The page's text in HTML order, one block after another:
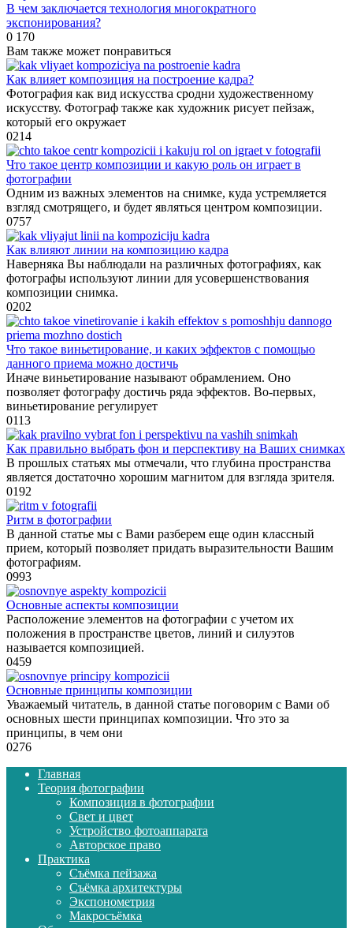
В чем заключается технология многократного
экспонирования?
0 170
Вам также может понравиться
Как влияет композиция на построение кадра?
Фотография как вид искусства сродни художественному
искусству. Фотограф также как художник рисует пейзаж,
который его окружает
0214
Что такое центр композиции и какую роль он играет в
фотографии
Одним из важных элементов на снимке, куда устремляется
взгляд смотрящего, и будет являться центром композиции.
0757
Как влияют линии на композицию кадра
Наверняка Вы наблюдали на различных фотографиях, как
фотографы используют линии для усовершенствования
композиции снимка.
0202
Что такое виньетирование, и каких эффектов с помощью
данного приема можно достичь
Иначе виньетирование называют обрамлением. Оно
позволяет фотографу достичь ряда эффектов. Во-первых,
виньетирование регулирует
0113
Как правильно выбрать фон и перспективу на Ваших снимках
В прошлых статьях мы отмечали, что глубина пространства
является достаточно хорошим магнитом для взгляда зрителя.
0192
Ритм в фотографии
В данной статье мы с Вами разберем еще один классный
прием, который позволяет придать выразительности Вашим
фотографиям.
0993
Основные аспекты композиции
Расположение элементов на фотографии с учетом их
положения в пространстве цветов, линий и силуэтов
называется композицией.
0459
Основные принципы композиции
Уважаемый читатель, в данной статье поговорим с Вами об
основных шести принципах композиции. Что это за
принципы, в чем они
0276
Главная
Теория фотографии
Композиция в фотографии
Свет и цвет
Устройство фотоаппарата
Авторское право
Практика
Съёмка пейзажа
Съёмка архитектуры
Экспонометрия
Макросъёмка